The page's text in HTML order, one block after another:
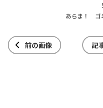
あらま！ ゴ
前の画像 記